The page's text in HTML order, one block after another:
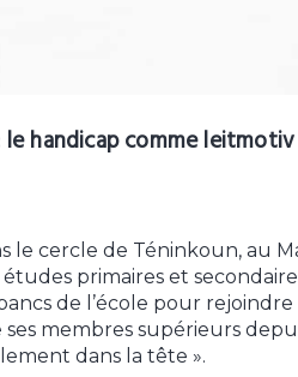
le handicap comme
le cercle de Téninkoun, au
primaires et
de l’école pour
ses membres supérieurs
dans la tête ».